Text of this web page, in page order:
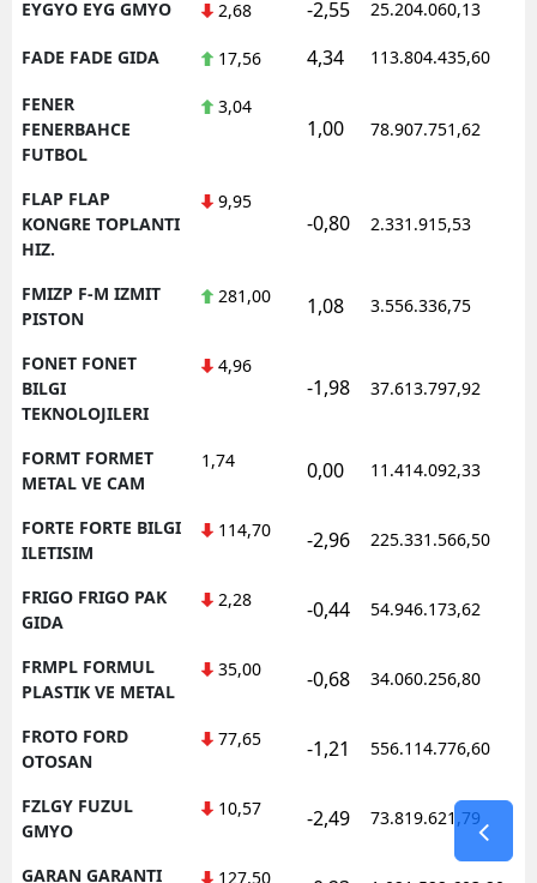
EYGYO EYG GMYO 2,68 -2,55 25.204.060,13
FADE FADE GIDA 17,56 4,34 113.804.435,60
FENER
FENERBAHCE
FUTBOL
3,04
1,00 78.907.751,62
FLAP FLAP
KONGRE TOPLANTI
HIZ.
9,95
-0,80 2.331.915,53
FMIZP F-M IZMIT
PISTON
281,00 1,08 3.556.336,75
FONET FONET
BILGI
TEKNOLOJILERI
4,96
-1,98 37.613.797,92
FORMT FORMET
METAL VE CAM
1,74 0,00 11.414.092,33
FORTE FORTE BILGI
ILETISIM
114,70 -2,96 225.331.566,50
FRIGO FRIGO PAK
GIDA
2,28 -0,44 54.946.173,62
FRMPL FORMUL
PLASTIK VE METAL
35,00 -0,68 34.060.256,80
FROTO FORD
OTOSAN
77,65 -1,21 556.114.776,60
FZLGY FUZUL
GMYO
10,57 -2,49 73.819.621,79
GARAN GARANTI 127,50